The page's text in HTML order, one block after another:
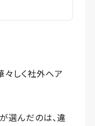
々しく社外へア
選んだのは、違